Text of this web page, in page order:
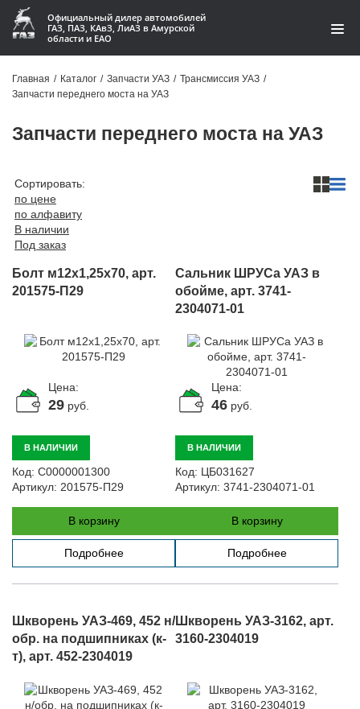
Официальный дилер автомобилей
ГАЗ, ПАЗ, КАвЗ, ЛиАЗ в Амурской
области и ЕАО
О компании
Контакты
Доставка
Гарантии
Статьи
Автомобили
+7 (4162) 22-95-09
+7 (4162) 22-95-79
Сервисный центр
+7 (4162) 22–95–69
График работы: ПН-ПТ с 8.30 до 18.00 (+6 по МСК)
График работы сервис: ПН-СБ с 8.30 до 20.00
Главная / Каталог / Запчасти УАЗ / Трансмиссия УАЗ /
Запчасти переднего моста на УАЗ
Запчасти переднего моста на УАЗ
Сортировать:
по цене
по алфавиту
В наличии
Под заказ
Болт м12х1,25х70, арт.
201575-П29
Цена:
29 руб.
В НАЛИЧИИ
Код: С0000001300
Артикул: 201575-П29
В корзину
Подробнее
Сальник ШРУСа УАЗ в
обойме, арт. 3741-
2304071-01
Цена:
46 руб.
В НАЛИЧИИ
Код: ЦБ031627
Артикул: 3741-2304071-01
В корзину
Подробнее
Шкворень УАЗ-469, 452 н/
обр. на подшипниках (к-
т), арт. 452-2304019
Шкворень УАЗ-3162, арт.
3160-2304019